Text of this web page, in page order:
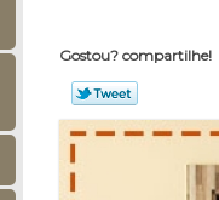
Gostou? compartilhe!